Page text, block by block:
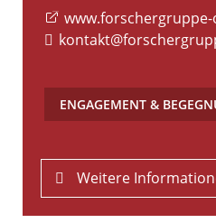
ENGAGEMENT &
Weitere